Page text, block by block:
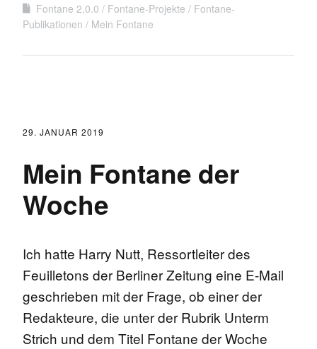
Fontane 2.0.0 Fontane-Projekte
Fontane-
Publikationen
Mein Fontane
29. JANUAR 2019
Mein Fontane der
Woche
Ich hatte Harry Nutt, Ressortleiter des
Feuilletons der Berliner Zeitung eine E-Mail
geschrieben mit der Frage, ob einer der
Redakteure, die unter der Rubrik Unterm
Strich und dem Titel Fontane der Woche